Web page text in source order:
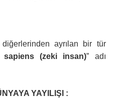
ayrılan bir tür
sapiens (zeki insan)” adı
YAYILIŞI :